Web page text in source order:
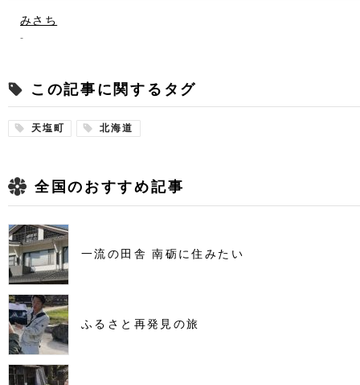
みさち
-
この記事に関するタグ
天塩町 北海道
全国のおすすめ記事
一流の田舎 南砺に住みたい
ふるさと再発見の旅